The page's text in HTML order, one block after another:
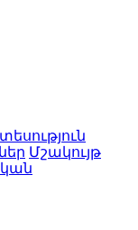
Մշակույթ